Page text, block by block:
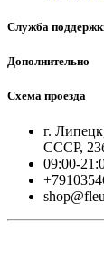
Служба
Дополнительно
Схема проезда
г.
СССР,
09:00-